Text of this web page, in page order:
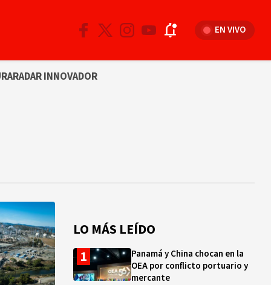
EN VIVO
RADAR INNOVADOR
LO MÁS LEÍDO
Panamá y China chocan en la
OEA por conflicto portuario y
mercante